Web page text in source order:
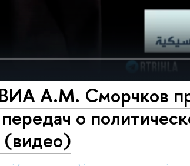
А.М. Сморчков
о
(видео)